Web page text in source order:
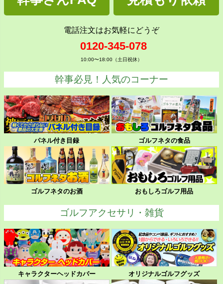
電話注文はお気軽にどうぞ
0120-345-078
10:00〜18:00（土日祝休）
幹事必見！人気のコーナー
パネル付き目録 ゴルフネタの食品
ゴルフネタのお酒 おもしろゴルフ用品
ゴルフアクセサリ・雑貨
キャラクターヘッドカバー オリジナルゴルフグッズ